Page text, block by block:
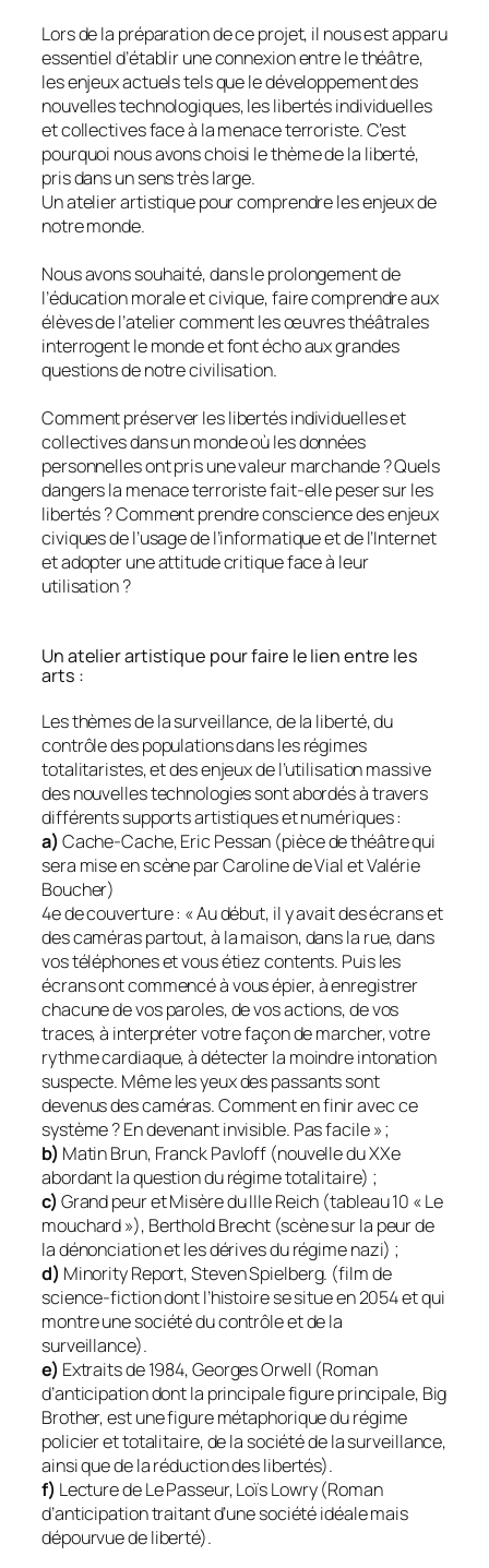
Lors de la préparation de ce projet, il nous est apparu
essentiel d’établir une connexion entre le théâtre,
les enjeux actuels tels que le développement des
nouvelles technologiques, les libertés individuelles
et collectives face à la menace terroriste. C’est
pourquoi nous avons choisi le thème de la liberté,
pris dans un sens très large.
Un atelier artistique pour comprendre les enjeux de
notre monde.
Nous avons souhaité, dans le prolongement de
l’éducation morale et civique, faire comprendre aux
élèves de l’atelier comment les œuvres théâtrales
interrogent le monde et font écho aux grandes
questions de notre civilisation.
Comment préserver les libertés individuelles et
collectives dans un monde où les données
personnelles ont pris une valeur marchande ? Quels
dangers la menace terroriste fait-elle peser sur les
libertés ? Comment prendre conscience des enjeux
civiques de l’usage de l’informatique et de l’Internet
et adopter une attitude critique face à leur
utilisation ?
Un atelier artistique pour faire le lien entre les
arts :
Les thèmes de la surveillance, de la liberté, du
contrôle des populations dans les régimes
totalitaristes, et des enjeux de l’utilisation massive
des nouvelles technologies sont abordés à travers
différents supports artistiques et numériques :
a) Cache-Cache, Eric Pessan (pièce de théâtre qui
sera mise en scène par Caroline de Vial et Valérie
Boucher)
4e de couverture : « Au début, il y avait des écrans et
des caméras partout, à la maison, dans la rue, dans
vos téléphones et vous étiez contents. Puis les
écrans ont commencé à vous épier, à enregistrer
chacune de vos paroles, de vos actions, de vos
traces, à interpréter votre façon de marcher, votre
rythme cardiaque, à détecter la moindre intonation
suspecte. Même les yeux des passants sont
devenus des caméras. Comment en finir avec ce
système ? En devenant invisible. Pas facile » ;
b) Matin Brun, Franck Pavloff (nouvelle du XXe
abordant la question du régime totalitaire) ;
c) Grand peur et Misère du IIIe Reich (tableau 10 « Le
mouchard »), Berthold Brecht (scène sur la peur de
la dénonciation et les dérives du régime nazi) ;
d) Minority Report, Steven Spielberg. (film de
science-fiction dont l’histoire se situe en 2054 et qui
montre une société du contrôle et de la
surveillance).
e) Extraits de 1984, Georges Orwell (Roman
d’anticipation dont la principale figure principale, Big
Brother, est une figure métaphorique du régime
policier et totalitaire, de la société de la surveillance,
ainsi que de la réduction des libertés).
f) Lecture de Le Passeur, Loïs Lowry (Roman
d’anticipation traitant d’une société idéale mais
dépourvue de liberté).